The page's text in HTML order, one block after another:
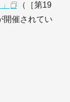
（［第19
開催されてい